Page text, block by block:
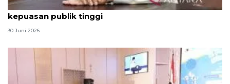
Qodari: Pemerintah tak puas diri meski tingkat
kepuasan publik tinggi
30 Juni 2026